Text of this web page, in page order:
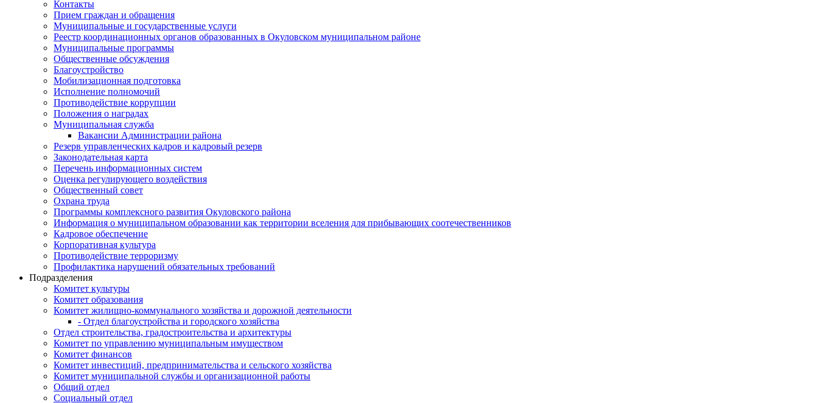
Контакты
Прием граждан и обращения
Муниципальные и государственные услуги
Реестр координационных органов образованных в Окуловском муниципальном районе
Муниципальные программы
Общественные обсуждения
Благоустройство
Мобилизационная подготовка
Исполнение полномочий
Противодействие коррупции
Положения о наградах
Муниципальная служба
Вакансии Администрации района
Резерв управленческих кадров и кадровый резерв
Законодательная карта
Перечень информационных систем
Оценка регулирующего воздействия
Общественный совет
Охрана труда
Программы комплексного развития Окуловского района
Информация о муниципальном образовании как территории вселения для прибывающих соотечественников
Кадровое обеспечение
Корпоративная культура
Противодействие терроризму
Профилактика нарушений обязательных требований
Подразделения
Комитет культуры
Комитет образования
Комитет жилищно-коммунального хозяйства и дорожной деятельности
- Отдел благоустройства и городского хозяйства
Отдел строительства, градостроительства и архитектуры
Комитет по управлению муниципальным имуществом
Комитет финансов
Комитет инвестиций, предпринимательства и сельского хозяйства
Комитет муниципальной службы и организационной работы
Общий отдел
Социальный отдел